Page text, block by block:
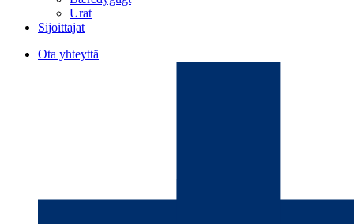
Urat
Sijoittajat
Ota yhteyttä